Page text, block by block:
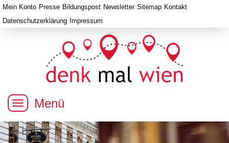
Menü
Mein Konto Presse Bildungspost Newsletter Sitemap Kontakt
Datenschutzerklärung Impressum